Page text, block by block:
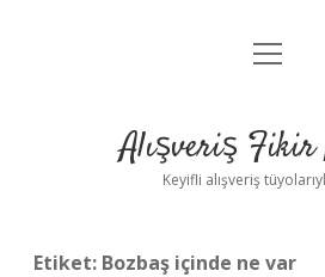
Anasayfa
Yasal Uyarı
menüyü
Alışveriş Fikir
Keyifli alışveriş
Etiket: Bozbaş içinde ne var